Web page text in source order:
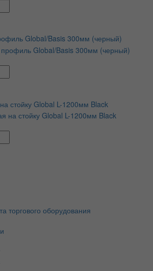
Global/Basis 300мм (черный)
стойку Global L-1200мм Black
торгового оборудования